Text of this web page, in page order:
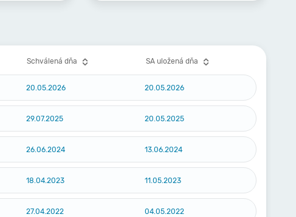
Schválená dňa SA uložená dňa
20.05.2026 20.05.2026
29.07.2025 20.05.2025
26.06.2024 13.06.2024
18.04.2023 11.05.2023
27.04.2022 04.05.2022